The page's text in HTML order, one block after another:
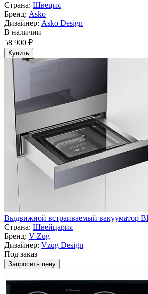
Страна: Швеция
Бренд: Asko
Дизайнер: Asko Design
В наличии
58 900 ₽
Купить
Выдвижной встраиваемый вакууматор
Страна: Швейцария
Бренд: V-Zug
Дизайнер: Vzug Design
Под заказ
Запросить цену